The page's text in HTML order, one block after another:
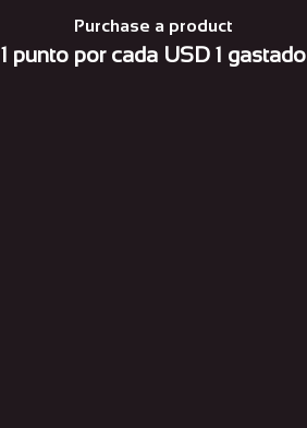
Purchase a product
1 punto por cada USD 1 gastado